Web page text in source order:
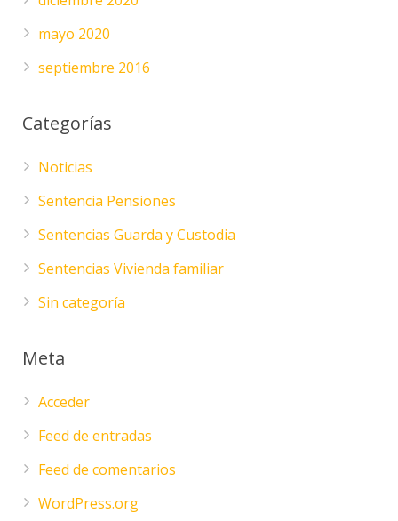
mayo 2020
septiembre 2016
Categorías
Noticias
Sentencia Pensiones
Sentencias Guarda y Custodia
Sentencias Vivienda familiar
Sin categoría
Meta
Acceder
Feed de entradas
Feed de comentarios
WordPress.org